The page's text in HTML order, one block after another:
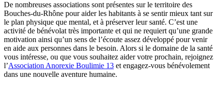
De nombreuses associations sont présentes sur le territoire des
Bouches-du-Rhône pour aider les habitants à se sentir mieux tant sur
le plan physique que mental, et à préserver leur santé. C’est une
activité de bénévolat très importante et qui ne requiert qu’une grande
motivation ainsi qu’un sens de l’écoute assez développé pour venir
en aide aux personnes dans le besoin. Alors si le domaine de la santé
vous intéresse, ou que vous souhaitez aider votre prochain, rejoignez
l’Association Anorexie Boulimie 13 et engagez-vous bénévolement
dans une nouvelle aventure humaine.